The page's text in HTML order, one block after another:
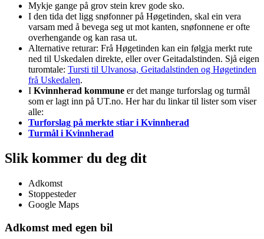
Mykje gange på grov stein krev gode sko.
I den tida det ligg snøfonner på Høgetinden, skal ein vera
varsam med å bevega seg ut mot kanten, snøfonnene er ofte
overhengande og kan rasa ut.
Alternative returar: Frå Høgetinden kan ein følgja merkt rute
ned til Uskedalen direkte, eller over Geitadalstinden. Sjå eigen
turomtale: Tursti til Ulvanosa, Geitadalstinden og Høgetinden
frå Uskedalen.
I Kvinnherad kommune er det mange turforslag og turmål
som er lagt inn på UT.no. Her har du linkar til lister som viser
alle:
Turforslag på merkte stiar i Kvinnherad
Turmål i Kvinnherad
Slik kommer du deg dit
Adkomst
Stoppesteder
Google Maps
Adkomst med egen bil